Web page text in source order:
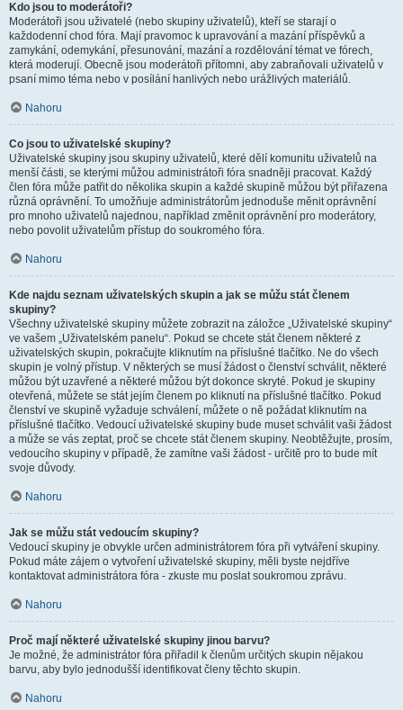
Kdo jsou to moderátoři?
Moderátoři jsou uživatelé (nebo skupiny uživatelů), kteří se starají o
každodenní chod fóra. Mají pravomoc k upravování a mazání příspěvků a
zamykání, odemykání, přesunování, mazání a rozdělování témat ve fórech,
která moderují. Obecně jsou moderátoři přítomni, aby zabraňovali uživatelů v
psaní mimo téma nebo v posílání hanlivých nebo urážlivých materiálů.
Nahoru
Co jsou to uživatelské skupiny?
Uživatelské skupiny jsou skupiny uživatelů, které dělí komunitu uživatelů na
menší části, se kterými můžou administrátoři fóra snadněji pracovat. Každý
člen fóra může patřit do několika skupin a každé skupině můžou být přiřazena
různá oprávnění. To umožňuje administrátorům jednoduše měnit oprávnění
pro mnoho uživatelů najednou, například změnit oprávnění pro moderátory,
nebo povolit uživatelům přístup do soukromého fóra.
Nahoru
Kde najdu seznam uživatelských skupin a jak se můžu stát členem
skupiny?
Všechny uživatelské skupiny můžete zobrazit na záložce „Uživatelské skupiny“
ve vašem „Uživatelském panelu“. Pokud se chcete stát členem některé z
uživatelských skupin, pokračujte kliknutím na příslušné tlačítko. Ne do všech
skupin je volný přístup. V některých se musí žádost o členství schválit, některé
můžou být uzavřené a některé můžou být dokonce skryté. Pokud je skupiny
otevřená, můžete se stát jejím členem po kliknutí na příslušné tlačítko. Pokud
členství ve skupině vyžaduje schválení, můžete o ně požádat kliknutím na
příslušné tlačítko. Vedoucí uživatelské skupiny bude muset schválit vaši žádost
a může se vás zeptat, proč se chcete stát členem skupiny. Neobtěžujte, prosím,
vedoucího skupiny v případě, že zamítne vaši žádost - určitě pro to bude mít
svoje důvody.
Nahoru
Jak se můžu stát vedoucím skupiny?
Vedoucí skupiny je obvykle určen administrátorem fóra při vytváření skupiny.
Pokud máte zájem o vytvoření uživatelské skupiny, měli byste nejdříve
kontaktovat administrátora fóra - zkuste mu poslat soukromou zprávu.
Nahoru
Proč mají některé uživatelské skupiny jinou barvu?
Je možné, že administrátor fóra přiřadil k členům určitých skupin nějakou
barvu, aby bylo jednodušší identifikovat členy těchto skupin.
Nahoru